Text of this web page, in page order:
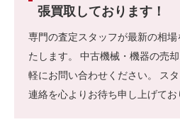
張買取しております！
専門の査定スタッフが最新の相
たします。 中古機械・機器の売
軽にお問い合わせください。 ス
連絡を心よりお待ち申し上げてお